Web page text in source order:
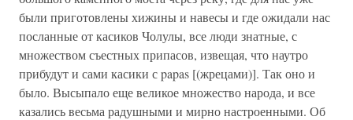
были приготовлены хижины и навесы и где ожидали нас
посланные от касиков Чолулы, все люди знатные, с
множеством съестных припасов, извещая, что наутро
прибудут и сами касики с papas [(жрецами)]. Так оно и
было. Высыпало еще великое множество народа, и все
казались весьма радушными и мирно настроенными. Об